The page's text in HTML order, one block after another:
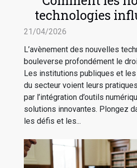
technologies
elles le droit
21/04/2026
L’avènement des nouvelles
bouleverse profondément le
Les institutions publiques et
du secteur voient leurs
par l’intégration d’outils
solutions innovantes. Plongez
les défis et les...